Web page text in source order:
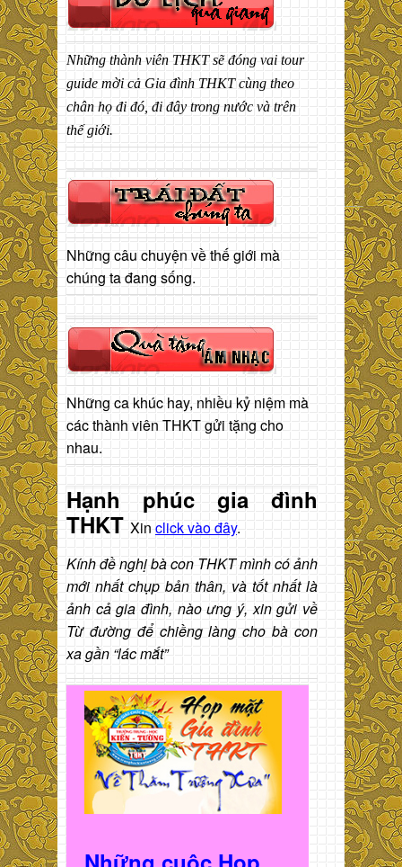
Những thành viên THKT sẽ đóng vai tour
guide mời cả Gia đình THKT cùng theo
chân họ đi đó, đi đây trong nước và trên
thế giới.
Những câu chuyện về thế giới mà
chúng ta đang sống.
Những ca khúc hay, nhiều kỷ niệm mà
các thành viên THKT gửi tặng cho
nhau.
Hạnh phúc gia đình
THKT Xin click vào đây.
Kính đề nghị bà con THKT mình có ảnh
mới nhất chụp bản thân, và tốt nhất là
ảnh cả gia đình, nào ưng ý, xin gửi về
Từ đường để chiềng làng cho bà con
xa gần “lác mắt”